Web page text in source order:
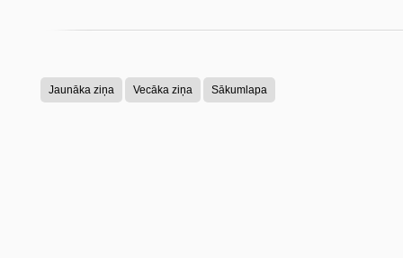
Jaunāka ziņa Vecāka ziņa Sākumlapa